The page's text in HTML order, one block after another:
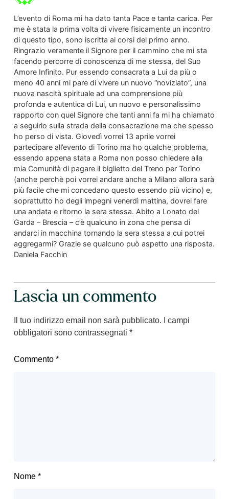
L’evento di Roma mi ha dato tanta Pace e tanta carica. Per
me è stata la prima volta di vivere fisicamente un incontro
di questo tipo, sono iscritta ai corsi del primo anno.
Ringrazio veramente il Signore per il cammino che mi sta
facendo percorre di conoscenza di me stessa, del Suo
Amore Infinito. Pur essendo consacrata a Lui da più o
meno 40 anni mi pare di vivere un nuovo “noviziato”, una
nuova nascità spirituale ad una comprensione più
profonda e autentica di Lui, un nuovo e personalissimo
rapporto con quel Signore che tanti anni fa mi ha chiamato
a seguirlo sulla strada della consacrazione ma che spesso
ho perso di vista. Giovedì vorrei 13 aprile vorrei
partecipare all’evento di Torino ma ho qualche problema,
essendo appena stata a Roma non posso chiedere alla
mia Comunità di pagare il biglietto del Treno per Torino
(anche perchè poi vorrei andare anche a Milano allora sarà
più facile che mi concedano questo essendo più vicino) e,
soprattutto ho degli impegni venerdì mattina, dovrei fare
una andata e ritorno la sera stessa. Abito a Lonato del
Garda – Brescia – c’è qualcuno in zona che pensa di
andarci in macchina tornando la sera stessa a cui potrei
aggregarmi? Grazie se qualcuno può aspetto una risposta.
Daniela Facchin
Lascia un commento
Il tuo indirizzo email non sarà pubblicato.
I campi
obbligatori sono contrassegnati *
Commento *
Nome *